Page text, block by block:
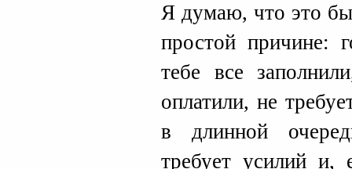
Я думаю, что это
простой причине:
тебе все
оплатили, не
в длинной
требует усилий и,